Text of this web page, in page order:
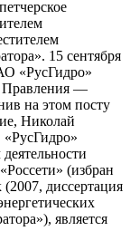
15 сентября
«РусГидро»
Правления —
на этом посту
Николай
«РусГидро»
(избран
диссертация
является